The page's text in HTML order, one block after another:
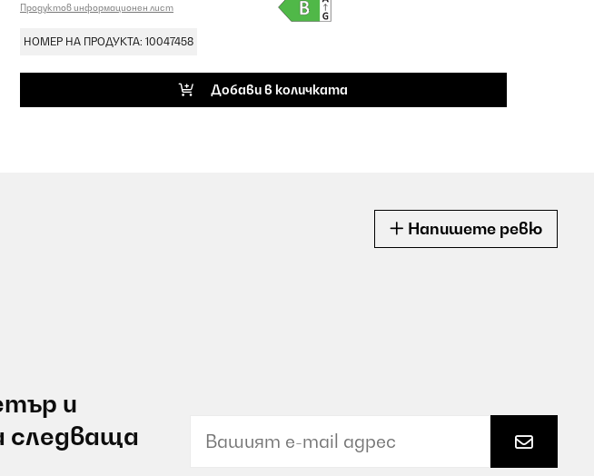
Продуктов информационен лист
НОМЕР НА ПРОДУКТА: 10047458
Добави в количката
Напишете ревю
и
следваща